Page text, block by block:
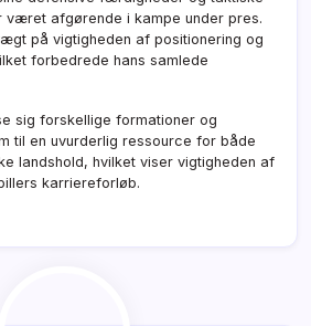
været afgørende i kampe under pres.
på vigtigheden af positionering og
forbedrede hans samlede
sig forskellige formationer og
til en uvurderlig ressource for både
landshold, hvilket viser vigtigheden af
karriereforløb.